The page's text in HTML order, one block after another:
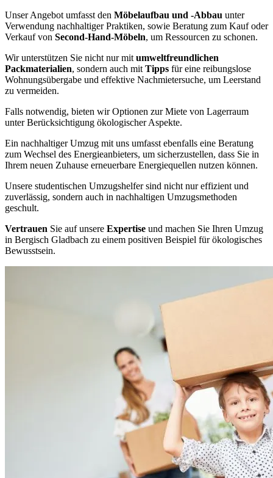
Unser Angebot umfasst den Möbelaufbau und -Abbau unter
Verwendung nachhaltiger Praktiken, sowie Beratung zum Kauf oder
Verkauf von Second-Hand-Möbeln, um Ressourcen zu schonen.
Wir unterstützen Sie nicht nur mit umweltfreundlichen
Packmaterialien, sondern auch mit Tipps für eine reibungslose
Wohnungsübergabe und effektive Nachmietersuche, um Leerstand
zu vermeiden.
Falls notwendig, bieten wir Optionen zur Miete von Lagerraum
unter Berücksichtigung ökologischer Aspekte.
Ein nachhaltiger Umzug mit uns umfasst ebenfalls eine Beratung
zum Wechsel des Energieanbieters, um sicherzustellen, dass Sie in
Ihrem neuen Zuhause erneuerbare Energiequellen nutzen können.
Unsere studentischen Umzugshelfer sind nicht nur effizient und
zuverlässig, sondern auch in nachhaltigen Umzugsmethoden
geschult.
Vertrauen Sie auf unsere Expertise und machen Sie Ihren Umzug
in Bergisch Gladbach zu einem positiven Beispiel für ökologisches
Bewusstsein.